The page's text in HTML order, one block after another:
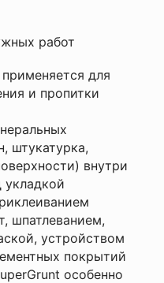
работ
для
и пропитки
штукатурка,
внутри
укладкой
шпатлеванием,
устройством
покрытий
особенно